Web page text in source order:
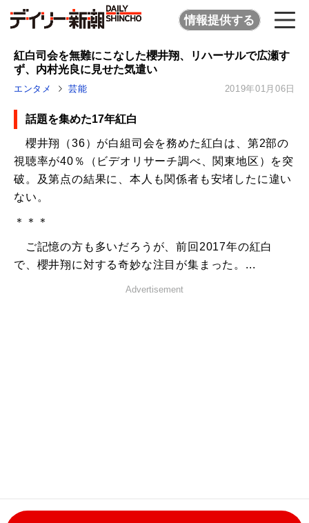
情報提供する
紅白司会を無難にこなした櫻井翔、リハーサルで広瀬す
ず、内村光良に見せた気遣い
エンタメ 芸能 2019年01月06日
話題を集めた17年紅白
櫻井翔（36）が白組司会を務めた紅白は、第2部の
視聴率が40％（ビデオリサーチ調べ、関東地区）を突
破。及第点の結果に、本人も関係者も安堵したに違い
ない。
＊＊＊
ご記憶の方も多いだろうが、前回2017年の紅白
で、櫻井翔に対する奇妙な注目が集まった。...
Advertisement